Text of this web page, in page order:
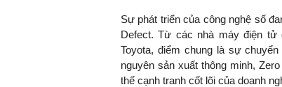
Sự phát triển của công nghệ số
Defect. Từ các nhà máy điện
Toyota, điểm chung là sự
nguyên sản xuất thông minh,
thế cạnh tranh cốt lõi của doanh